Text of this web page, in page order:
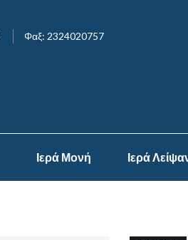
Φαξ: 2324020757
Ιερά Μονή Ιερά